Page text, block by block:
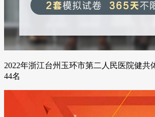
2022年浙江台州玉环市第二人民医院健共
44名